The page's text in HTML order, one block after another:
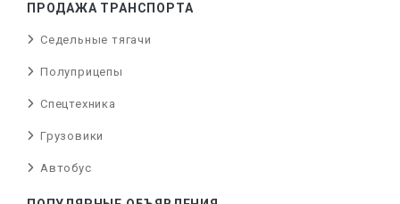
ПРОДАЖА ТРАНСПОРТА
Седельные тягачи
Полуприцепы
Спецтехника
Грузовики
Автобус